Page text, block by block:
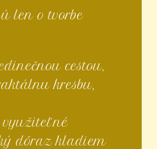
len o tvorbe
cestou,
kresbu,
využiteľné
dôraz kladiem